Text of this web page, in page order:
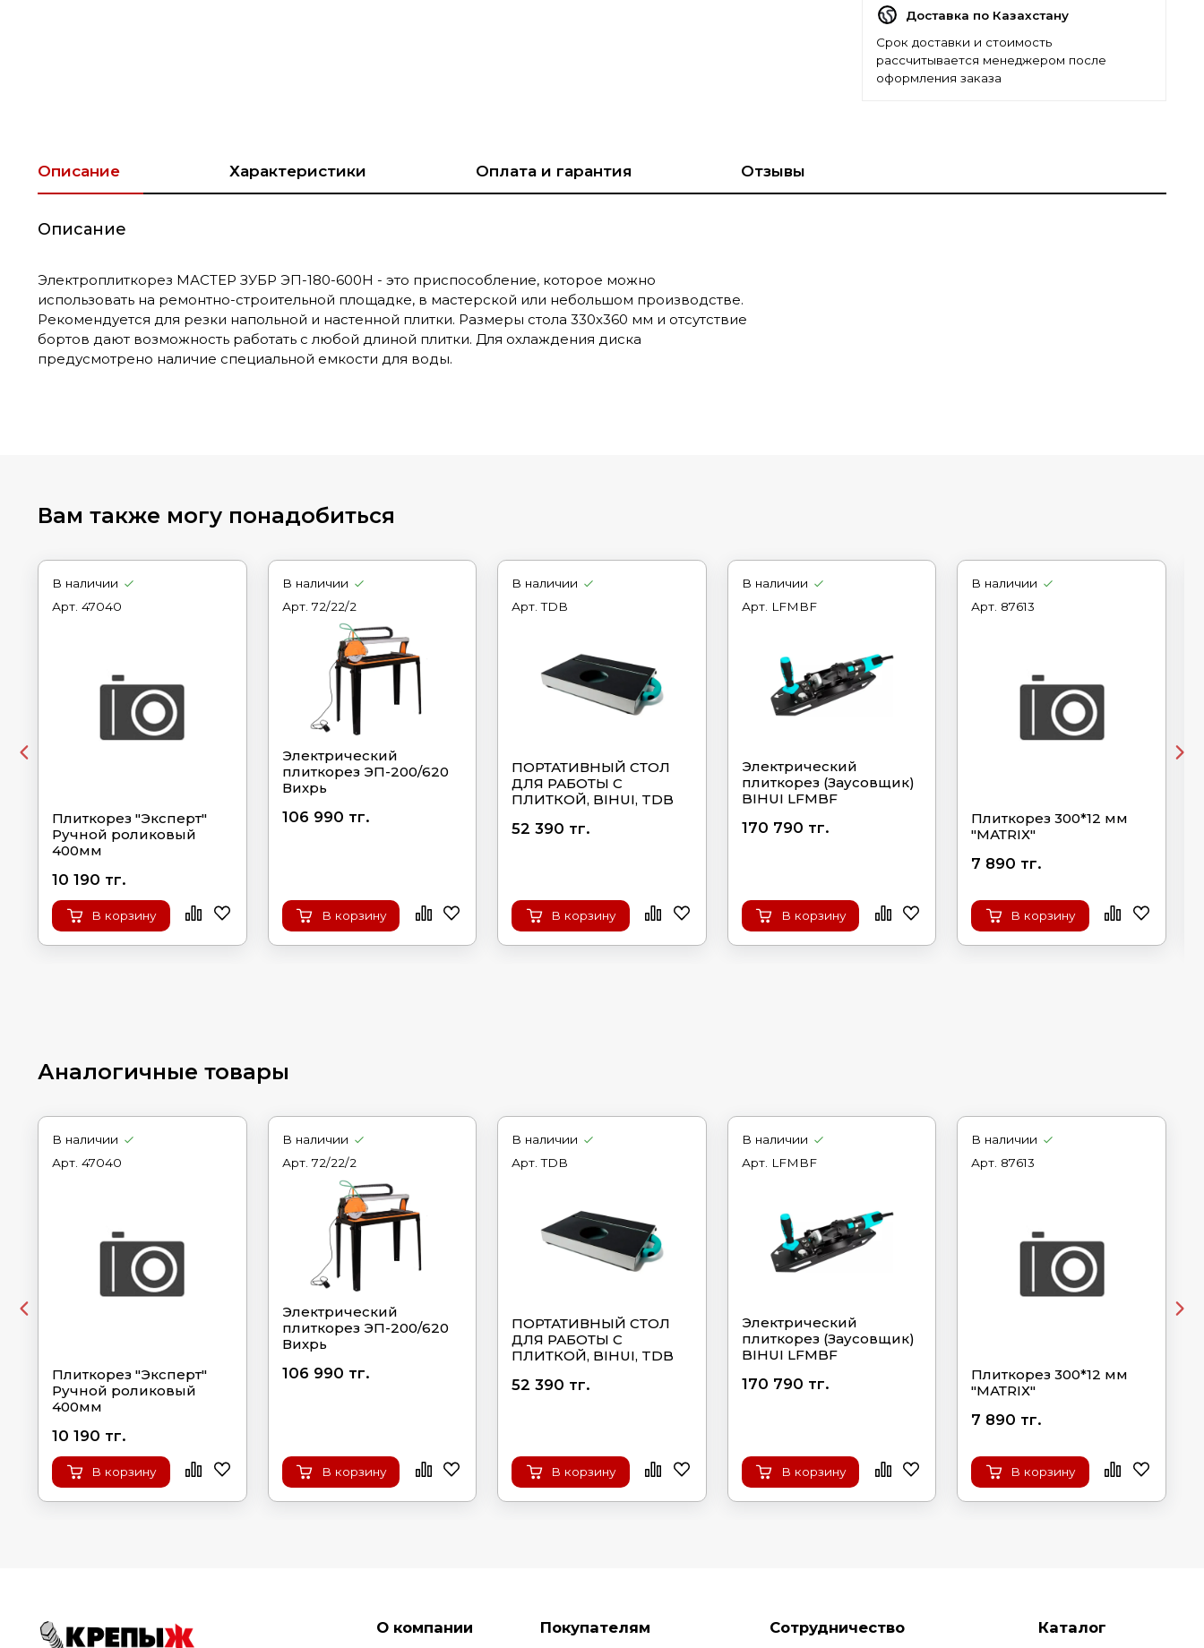
Доставка по Казахстану
Срок доставки и стоимость
рассчитывается менеджером после
оформления заказа
Описание Характеристики Оплата и гарантия Отзывы
Описание
Электроплиткорез МАСТЕР ЗУБР ЭП-180-600Н - это приспособление, которое можно
использовать на ремонтно-строительной площадке, в мастерской или небольшом производстве.
Рекомендуется для резки напольной и настенной плитки. Размеры стола 330x360 мм и отсутствие
бортов дают возможность работать с любой длиной плитки. Для охлаждения диска
предусмотрено наличие специальной емкости для воды.
Вам также могу понадобиться
В наличии
Арт. 47040
Плиткорез "Эксперт"
Ручной роликовый
400мм
10 190 тг.
В корзину
В наличии
Арт. 72/22/2
Электрический
плиткорез ЭП-200/620
Вихрь
106 990 тг.
В корзину
В наличии
Арт.TDB
ПОРТАТИВНЫЙ СТОЛ
ДЛЯ РАБОТЫ С
ПЛИТКОЙ, BIHUI, TDB
52 390 тг.
В корзину
В наличии
Арт. LFMBF
Электрический
плиткорез (Заусовщик)
BIHUI LFMBF
170 790 тг.
В корзину
В наличии
Арт. 87613
Плиткорез 300*12 мм
"МАТRIХ"
7 890 тг.
В корзину
Аналогичные товары
В наличии
Арт.47040
Плиткорез "Эксперт"
Ручной роликовый
400мм
10 190 тг.
В корзину
В наличии
Арт. 72/22/2
Электрический
плиткорез ЭП-200/620
Вихрь
106 990 тг.
В корзину
В наличии
Арт.TDB
ПОРТАТИВНЫЙ СТОЛ
ДЛЯ РАБОТЫ С
ПЛИТКОЙ, BIHUI, TDB
52 390 тг.
В корзину
В наличии
Арт. LFMBF
Электрический
плиткорез (Заусовщик)
BIHUI LFMBF
170 790 тг.
В корзину
В наличии
Арт. 87613
Плиткорез 300*12 мм
"МАТRIХ"
7 890 тг.
В корзину
О компании Покупателям Сотрудничество Каталог